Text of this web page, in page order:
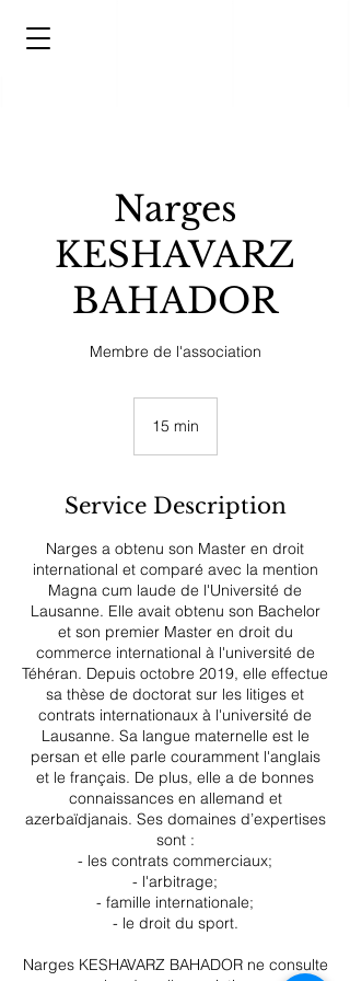
Narges
KESHAVARZ
BAHADOR
Membre de l'association
15 min
n
Service Description
Narges a obtenu son Master en droit
international et comparé avec la mention
Magna cum laude de l'Université de
Lausanne. Elle avait obtenu son Bachelor
et son premier Master en droit du
commerce international à l'université de
Téhéran. Depuis octobre 2019, elle effectue
sa thèse de doctorat sur les litiges et
contrats internationaux à l'université de
Lausanne. Sa langue maternelle est le
persan et elle parle couramment l'anglais
et le français. De plus, elle a de bonnes
connaissances en allemand et
azerbaïdjanais. Ses domaines d’expertises
sont :
- ​les contrats commerciaux;
- l'arbitrage;
- famille internationale;
- le droit du sport.
Narges KESHAVARZ BAHADOR ne consulte